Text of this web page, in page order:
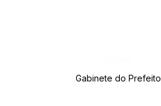
Gabinete do Prefeito